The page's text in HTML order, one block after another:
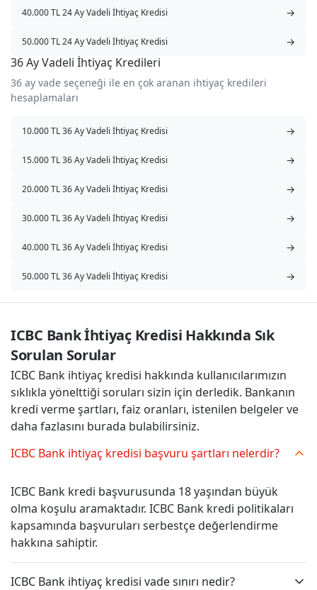
40.000 TL 24 Ay Vadeli İhtiyaç Kredisi →
50.000 TL 24 Ay Vadeli İhtiyaç Kredisi →
36 Ay Vadeli İhtiyaç Kredileri
36 ay vade seçeneği ile en çok aranan ihtiyaç kredileri
hesaplamaları
10.000 TL 36 Ay Vadeli İhtiyaç Kredisi →
15.000 TL 36 Ay Vadeli İhtiyaç Kredisi →
20.000 TL 36 Ay Vadeli İhtiyaç Kredisi →
30.000 TL 36 Ay Vadeli İhtiyaç Kredisi →
40.000 TL 36 Ay Vadeli İhtiyaç Kredisi →
50.000 TL 36 Ay Vadeli İhtiyaç Kredisi →
ICBC Bank İhtiyaç Kredisi Hakkında Sık
Sorulan Sorular
ICBC Bank ihtiyaç kredisi hakkında kullanıcılarımızın
sıklıkla yönelttiği soruları sizin için derledik. Bankanın
kredi verme şartları, faiz oranları, istenilen belgeler ve
daha fazlasını burada bulabilirsiniz.
ICBC Bank ihtiyaç kredisi başvuru şartları nelerdir?
ICBC Bank kredi başvurusunda 18 yaşından büyük
olma koşulu aramaktadır. ICBC Bank kredi politikaları
kapsamında başvuruları serbestçe değerlendirme
hakkına sahiptir.
ICBC Bank ihtiyaç kredisi vade sınırı nedir?